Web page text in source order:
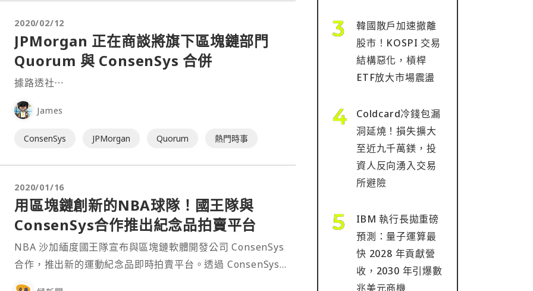
2020/02/12
JPMorgan 正在商談將旗下區塊鏈部門
Quorum 與 ConsenSys 合併
據路透社⋯
James
ConsenSys JPMorgan Quorum 熱門時事
2020/01/16
用區塊鏈創新的NBA球隊！國王隊與
ConsenSys合作推出紀念品拍賣平台
NBA 沙加緬度國王隊宣布與區塊鏈軟體開發公司 ConsenSys
合作，推出新的運動紀念品即時拍賣平台。透過 ConsenSys
支持的供應鏈產品 Treum，每個拍賣物件都可被驗證，也⋯
韓國散戶加速撤離
股市！KOSPI 交易
結構惡化，槓桿
ETF放大市場震盪
Coldcard冷錢包漏
洞延燒！損失擴大
至近九千萬鎂，投
資人反向湧入交易
所避險
IBM 執行長拋重磅
預測：量子運算最
快 2028 年貢獻營
收，2030 年引爆數
兆美元商機